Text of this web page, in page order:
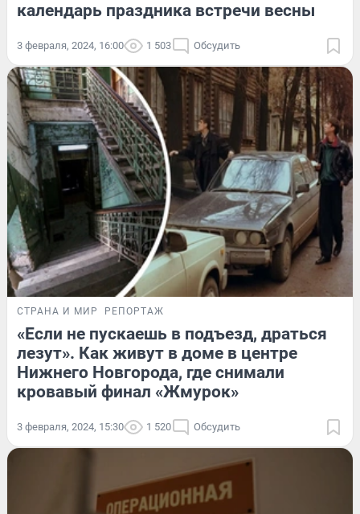
календарь праздника встречи весны
3 февраля, 2024, 16:00 1 503 Обсудить
СТРАНА И МИР РЕПОРТАЖ
«Если не пускаешь в подъезд, драться
лезут». Как живут в доме в центре
Нижнего Новгорода, где снимали
кровавый финал «Жмурок»
3 февраля, 2024, 15:30 1 520 Обсудить